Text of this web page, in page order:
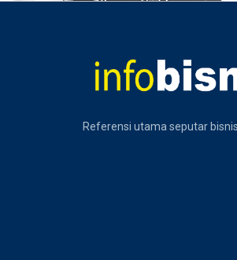
Referensi utama seputar